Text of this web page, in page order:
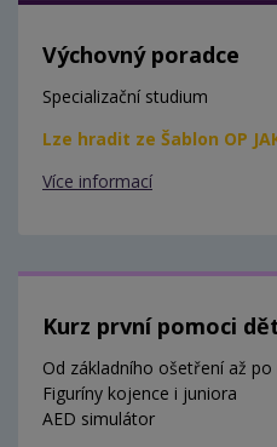
Výchovný poradce
Specializační studium
Lze hradit ze Šablon OP
Více informací
Kurz první pomoci
Od základního ošetření až po
Figuríny kojence i juniora
AED simulátor